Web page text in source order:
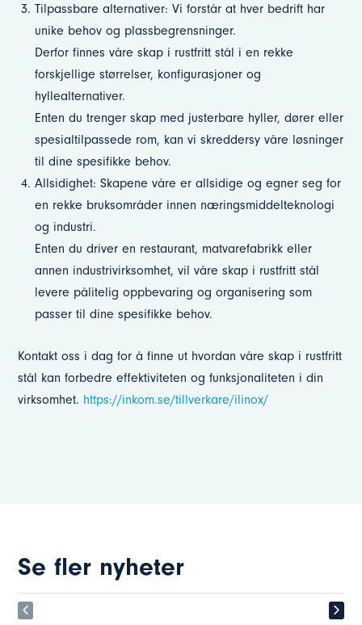
Tilpassbare alternativer: Vi forstår at hver bedrift har
unike behov og plassbegrensninger.
Derfor finnes våre skap i rustfritt stål i en rekke
forskjellige størrelser, konfigurasjoner og
hyllealternativer.
Enten du trenger skap med justerbare hyller, dører eller
spesialtilpassede rom, kan vi skreddersy våre løsninger
til dine spesifikke behov.
Allsidighet: Skapene våre er allsidige og egner seg for
en rekke bruksområder innen næringsmiddelteknologi
og industri.
Enten du driver en restaurant, matvarefabrikk eller
annen industrivirksomhet, vil våre skap i rustfritt stål
levere pålitelig oppbevaring og organisering som
passer til dine spesifikke behov.
Kontakt oss i dag for å finne ut hvordan våre skap i rustfritt
stål kan forbedre effektiviteten og funksjonaliteten i din
virksomhet. https://inkom.se/tillverkare/ilinox/
Se fler nyheter